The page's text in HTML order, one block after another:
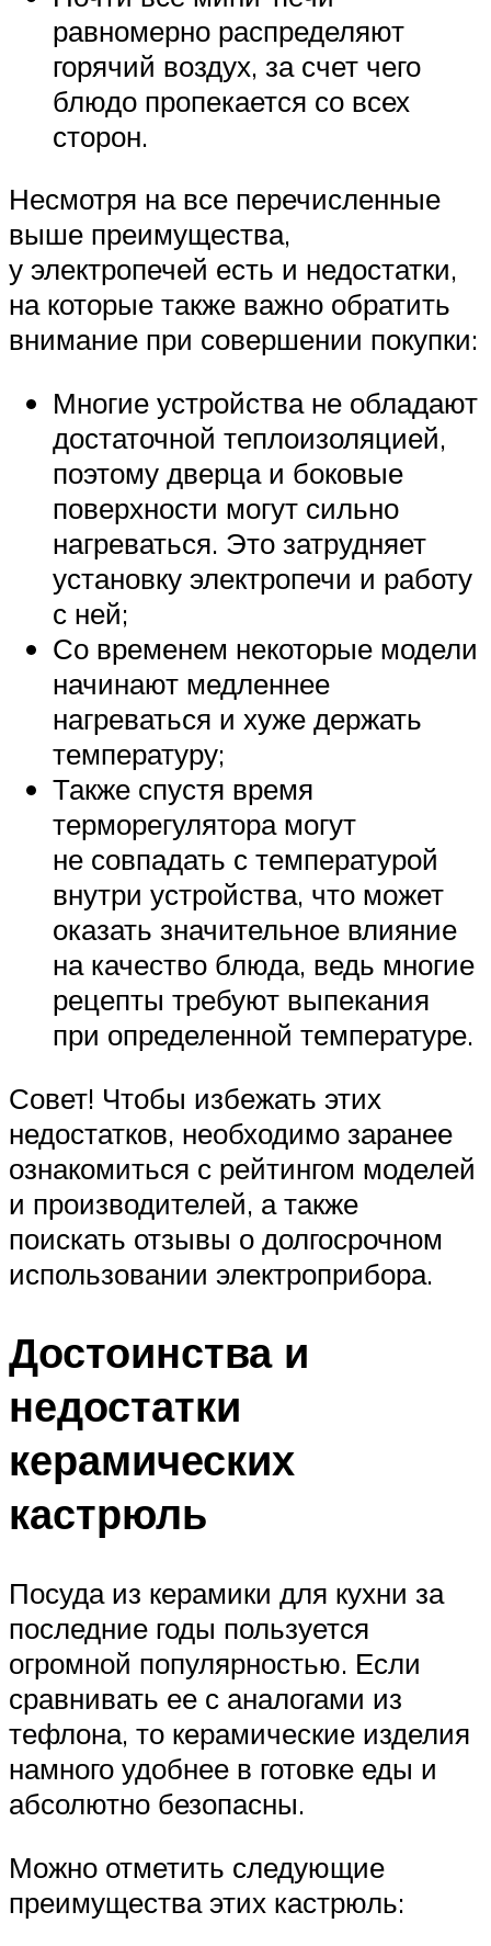
равномерно распределяют
горячий воздух, за счет чего
блюдо пропекается со всех
сторон.
Несмотря на все перечисленные
выше преимущества,
у электропечей есть и недостатки,
на которые также важно обратить
внимание при совершении покупки:
Многие устройства не обладают
достаточной теплоизоляцией,
поэтому дверца и боковые
поверхности могут сильно
нагреваться. Это затрудняет
установку электропечи и работу
с ней;
Со временем некоторые модели
начинают медленнее
нагреваться и хуже держать
температуру;
Также спустя время
терморегулятора могут
не совпадать с температурой
внутри устройства, что может
оказать значительное влияние
на качество блюда, ведь многие
рецепты требуют выпекания
при определенной температуре.
Совет! Чтобы избежать этих
недостатков, необходимо заранее
ознакомиться с рейтингом моделей
и производителей, а также
поискать отзывы о долгосрочном
использовании электроприбора.
Достоинства и
недостатки
керамических
кастрюль
Посуда из керамики для кухни за
последние годы пользуется
огромной популярностью. Если
сравнивать ее с аналогами из
тефлона, то керамические изделия
намного удобнее в готовке еды и
абсолютно безопасны.
Можно отметить следующие
преимущества этих кастрюль: